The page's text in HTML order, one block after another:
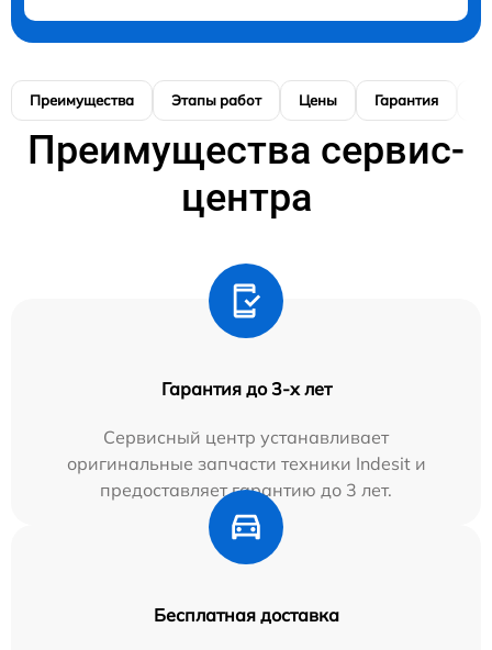
Преимущества Этапы работ Цены Гарантия
Преимущества сервис-
центра
Гарантия до 3-х лет
Сервисный центр устанавливает
оригинальные запчасти техники Indesit и
предоставляет гарантию до 3 лет.
Бесплатная доставка